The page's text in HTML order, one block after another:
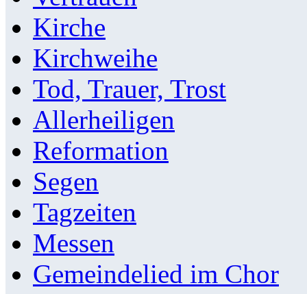
Kirche
Kirchweihe
Tod, Trauer, Trost
Allerheiligen
Reformation
Segen
Tagzeiten
Messen
Gemeindelied im Chor